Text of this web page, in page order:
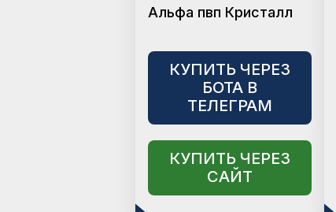
Альфа пвп Кристалл
КУПИТЬ ЧЕРЕЗ
БОТА В
ТЕЛЕГРАМ
КУПИТЬ ЧЕРЕЗ
САЙТ